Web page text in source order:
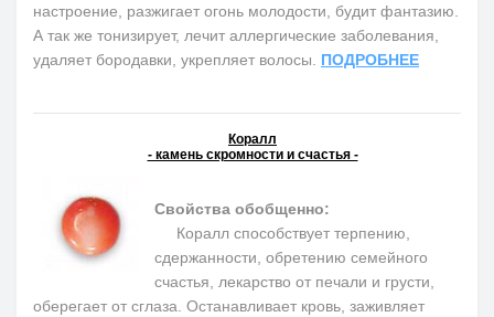
настроение, разжигает огонь молодости, будит фантазию.
А так же тонизирует, лечит аллергические заболевания,
удаляет бородавки, укрепляет волосы. ПОДРОБНЕЕ
Коралл
- камень скромности и счастья -
Свойства обобщенно:
Коралл способствует терпению,
сдержанности, обретению семейного
счастья, лекарство от печали и грусти,
оберегает от сглаза. Останавливает кровь, заживляет